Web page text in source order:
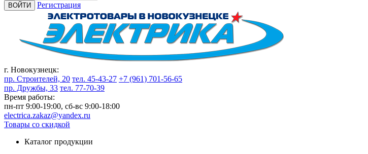
ВОЙТИ Регистрация
г. Новокузнецк:
пр. Строителей, 20 тел. 45-43-27 +7 (961) 701-56-65
пр. Дружбы, 33 тел. 77-70-39
Время работы:
пн-пт 9:00-19:00, сб-вс 9:00-18:00
electrica.zakaz@yandex.ru
Товары со скидкой
Каталог продукции